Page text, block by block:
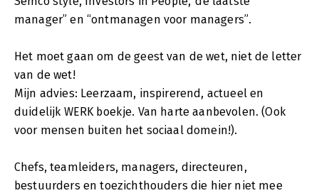
manager” en “ontmanagen voor managers”.
Het moet gaan om de geest van de wet, niet de letter
van de wet!
Mijn advies: Leerzaam, inspirerend, actueel en
duidelijk WERK boekje. Van harte aanbevolen. (Ook
voor mensen buiten het sociaal domein!).
Chefs, teamleiders, managers, directeuren,
bestuurders en toezichthouders die hier niet mee